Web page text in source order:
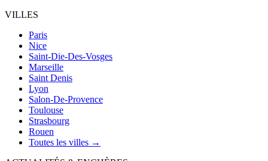
VILLES
Paris
Nice
Saint-Die-Des-Vosges
Marseille
Saint Denis
Lyon
Salon-De-Provence
Toulouse
Strasbourg
Rouen
Toutes les villes →